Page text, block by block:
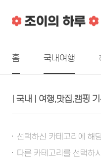
홈 국내여행
| 국내 | 여행,맛집,캠핑
선택하신 카테고리에 해
다른 카테고리를 선택하